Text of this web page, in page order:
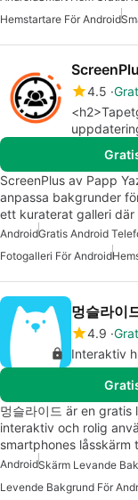
Hemstartare För Android
4.5
ScreenPlus av Papp
anpassa bakgrunder
ett kuraterat galleri
AndroidGratis Android
Fotogalleri För Android
멍슬라이
4.9
Interaktiv
멍슬라이드 är en
interaktiv och rolig
smartphones
AndroidSkärm Levande
Levende Bakgrund För